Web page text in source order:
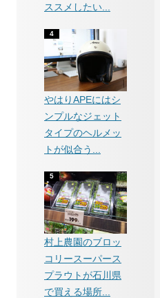
ススメしたい...
やはりAPEにはシ
ンプルなジェット
タイプのヘルメッ
トが似合う...
村上農園のブロッ
コリースーパース
プラウトが石川県
で買える場所...